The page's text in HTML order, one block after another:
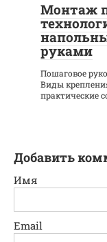
Монтаж
руками
Пошаговое
Виды
практические
Добавить
Имя
Email